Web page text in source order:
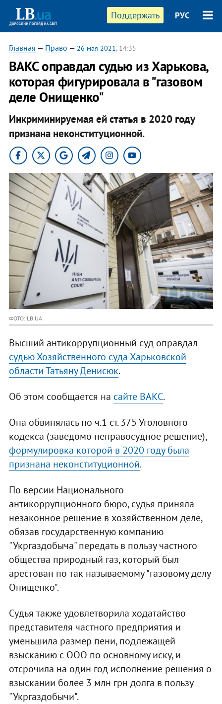
Поддержать РУС
Главная — Право — 26 мая 2021, 14:35
ВАКС оправдал судью из Харькова,
которая фигурировала в "газовом
деле Онищенко"
Инкриминируемая ей статья в 2020 году
признана неконституционной.
ФОТО: LB.UA
Высший антикоррупционный суд оправдал
судью Хозяйственного суда Харьковской
области Татьяну Денисюк.
Об этом сообщается на сайте ВАКС.
Она обвинялась по ч.1 ст. 375 Уголовного
кодекса (заведомо неправосудное решение),
формулировка которой в 2020 году была
признана неконституционной.
По версии Национального
антикоррупционного бюро, судья приняла
незаконное решение в хозяйственном деле,
обязав государственную компанию
"Укргаздобыча" передать в пользу частного
общества природный газ, который был
арестован по так называемому "газовому делу
Онищенко".
Судья также удовлетворила ходатайство
представителя частного предприятия и
уменьшила размер пени, подлежащей
взысканию с ООО по основному иску, и
отсрочила на один год исполнение решения о
взыскании более 3 млн грн долга в пользу
"Укргаздобычи".